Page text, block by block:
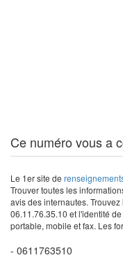
Ce numéro vous a
Le 1er site de
Trouver toutes les
avis des internautes.
06.11.76.35.10 et l'identité
portable, mobile et fax. Les
- 0611763510